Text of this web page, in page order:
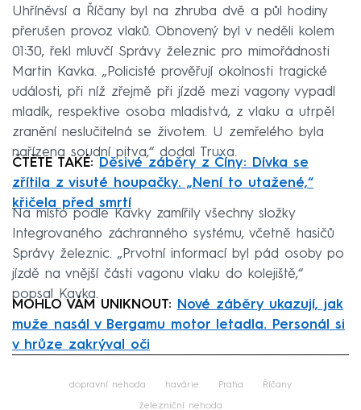
Uhříněvsí a Říčany byl na zhruba dvě a půl hodiny
přerušen provoz vlaků. Obnovený byl v neděli kolem
01:30, řekl mluvčí Správy železnic pro mimořádnosti
Martin Kavka. „Policisté prověřují okolnosti tragické
události, při níž zřejmě při jízdě mezi vagony vypadl
mladík, respektive osoba mladistvá, z vlaku a utrpěl
zranění neslučitelná se životem. U zemřelého byla
nařízena soudní pitva,“ dodal Truxa.
ČTĚTE TAKÉ: Děsivé záběry z Číny: Dívka se
zřítila z visuté houpačky. „Není to utažené,“
křičela před smrtí
Na místo podle Kavky zamířily všechny složky
Integrovaného záchranného systému, včetně hasičů
Správy železnic. „Prvotní informací byl pád osoby po
jízdě na vnější části vagonu vlaku do kolejiště,“
popsal Kavka.
MOHLO VÁM UNIKNOUT: Nové záběry ukazují, jak
muže nasál v Bergamu motor letadla. Personál si
v hrůze zakrýval oči
dopravní nehoda havárie Praha Říčany
železniční nehoda